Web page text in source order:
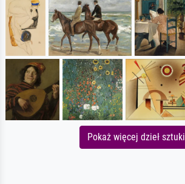
Pokaż więcej dzieł sztuki